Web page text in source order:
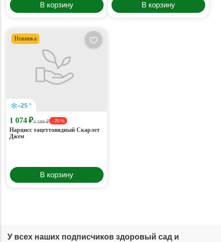
В корзину В корзину
Новинка
–25 °
1 074 ₽3 580 ₽ - 70 %
Нарцисс тацеттовидный Скарлет
Джем
В корзину
У всех наших подписчиков здоровый сад и